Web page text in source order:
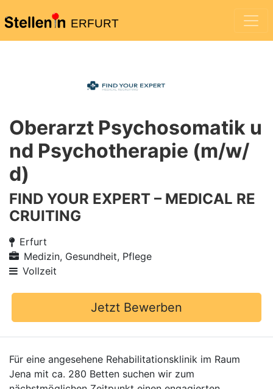
ERFURT
Oberarzt Psychosomatik u
nd Psychotherapie (m/w/
d)
FIND YOUR EXPERT – MEDICAL RE
CRUITING
Erfurt
Medizin, Gesundheit, Pflege
Vollzeit
Jetzt Bewerben
Für eine angesehene Rehabilitationsklinik im Raum
Jena mit ca. 280 Betten suchen wir zum